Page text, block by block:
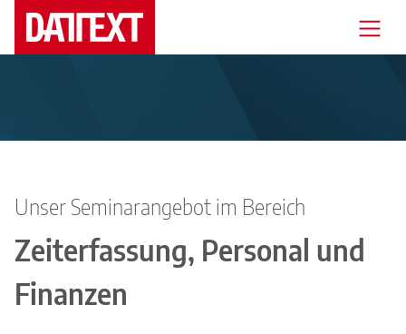
Unser Seminarangebot im Bereich
Zeiterfassung, Personal und
Finanzen
Messen